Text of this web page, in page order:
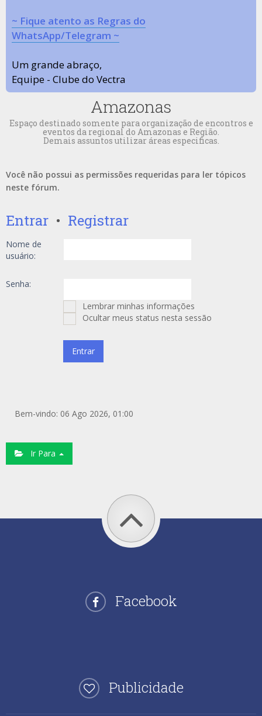
~ Fique atento as Regras do
WhatsApp/Telegram ~
Um grande abraço,
Equipe - Clube do Vectra
Amazonas
Espaço destinado somente para organização de encontros e
eventos da regional do Amazonas e Região.
Demais assuntos utilizar áreas especificas.
Você não possui as permissões requeridas para ler tópicos
neste fórum.
Entrar • Registrar
Nome de
usuário:
Senha:
Lembrar minhas informações
Ocultar meus status nesta sessão
Bem-vindo: 06 Ago 2026, 01:00
Ir Para
Facebook
Publicidade